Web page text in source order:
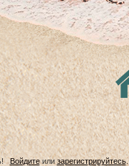
Войдитеили зарегистрируйтесь.